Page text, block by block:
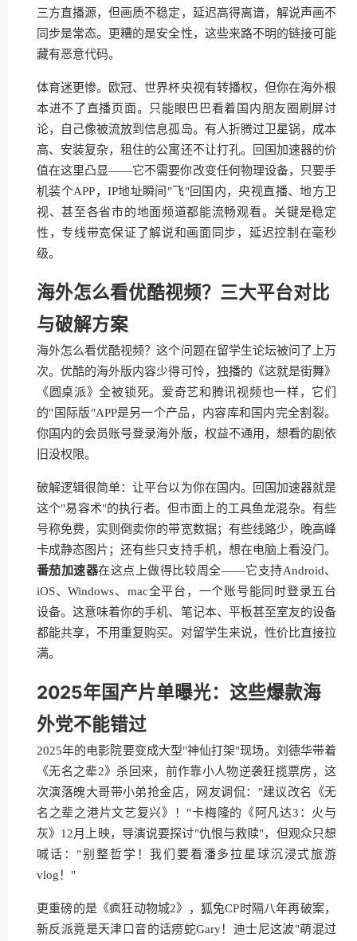
三方直播源，但画质不稳定，延迟高得离谱，解说声画不
同步是常态。更糟的是安全性，这些来路不明的链接可能
藏有恶意代码。
体育迷更惨。欧冠、世界杯央视有转播权，但你在海外根
本进不了直播页面。只能眼巴巴看着国内朋友圈刷屏讨
论，自己像被流放到信息孤岛。有人折腾过卫星锅，成本
高、安装复杂，租住的公寓还不让打孔。回国加速器的价
值在这里凸显——它不需要你改变任何物理设备，只要手
机装个APP，IP地址瞬间"飞"回国内，央视直播、地方卫
视、甚至各省市的地面频道都能流畅观看。关键是稳定
性，专线带宽保证了解说和画面同步，延迟控制在毫秒
级。
海外怎么看优酷视频？三大平台对比
与破解方案
海外怎么看优酷视频？这个问题在留学生论坛被问了上万
次。优酷的海外版内容少得可怜，独播的《这就是街舞》
《圆桌派》全被锁死。爱奇艺和腾讯视频也一样，它们
的"国际版"APP是另一个产品，内容库和国内完全割裂。
你国内的会员账号登录海外版，权益不通用，想看的剧依
旧没权限。
破解逻辑很简单：让平台以为你在国内。回国加速器就是
这个"易容术"的执行者。但市面上的工具鱼龙混杂。有些
号称免费，实则倒卖你的带宽数据；有些线路少，晚高峰
卡成静态图片；还有些只支持手机，想在电脑上看没门。
番茄加速器在这点上做得比较周全——它支持Android、
iOS、Windows、mac全平台，一个账号能同时登录五台
设备。这意味着你的手机、笔记本、平板甚至室友的设备
都能共享，不用重复购买。对留学生来说，性价比直接拉
满。
2025年国产片单曝光：这些爆款海
外党不能错过
2025年的电影院要变成大型"神仙打架"现场。刘德华带着
《无名之辈2》杀回来，前作靠小人物逆袭狂揽票房，这
次演落魄大哥带小弟抢金店，网友调侃："建议改名《无
名之辈之港片文艺复兴》！"卡梅隆的《阿凡达3：火与
灰》12月上映，导演说要探讨"仇恨与救赎"，但观众只想
喊话："别整哲学！我们要看潘多拉星球沉浸式旅游
vlog！"
更重磅的是《疯狂动物城2》，狐兔CP时隔八年再破案，
新反派竟是天津口音的话痨蛇Gary！迪士尼这波"萌混过